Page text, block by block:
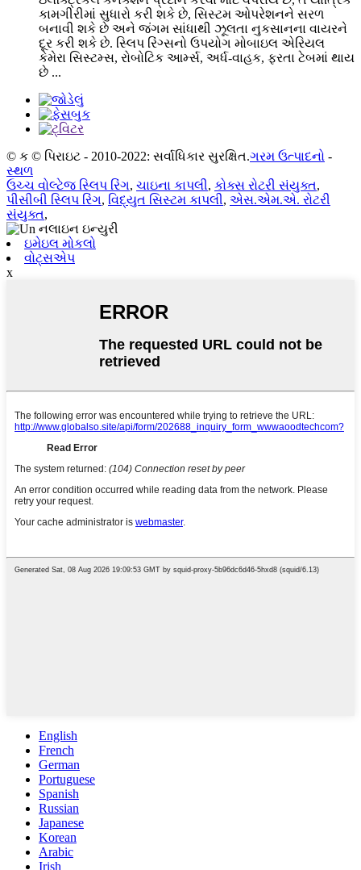
કામગીરીમાં સુધારો કરી શકે છે, સિસ્ટમ ઓપરેશનને સરળ
બનાવી શકે છે અને જંગમ સાંધાથી ઝૂલતા નુકસાનના વાયરને
દૂર કરી શકે છે. સ્લિપ રિંગ્સનો ઉપયોગ મોબાઇલ એરિયલ
કેમેરા સિસ્ટમ્સ, રોબોટિક આર્મ્સ, અર્ધ-વાહક, ફરતા ટેબમાં થાય
છે ...
© ક © પિરાઇટ - 2010-2022: સર્વાધિકાર સુરક્ષિત.ગરમ ઉત્પાદનો -
સ્થળ
ઉચ્ચ વોલ્ટેજ સ્લિપ રિંગ, ચાઇના કાપલી, કોક્સ રોટરી સંયુક્ત,
પીસીબી સ્લિપ રિંગ, વિદ્યુત સિસ્ટમ કાપલી, એસ.એમ.એ. રોટરી
સંયુક્ત,
ઇમેઇલ મોકલો
વોટ્સએપ
x
English
French
German
Portuguese
Spanish
Russian
Japanese
Korean
Arabic
Irish